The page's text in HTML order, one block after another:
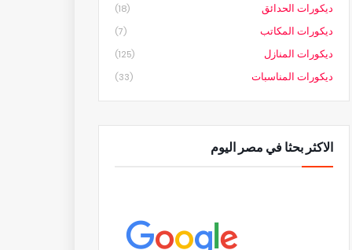
ديكورات الحدائق (18)
ديكورات المكاتب (7)
ديكورات المنازل (125)
ديكورات المناسبات (33)
الاكثر بحثا في مصر اليوم